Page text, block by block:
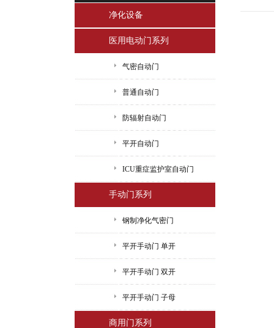
净化设备
医用电动门系列
气密自动门
普通自动门
防辐射自动门
平开自动门
ICU重症监护室自动门
手动门系列
钢制净化气密门
平开手动门 单开
平开手动门 双开
平开手动门 子母
商用门系列